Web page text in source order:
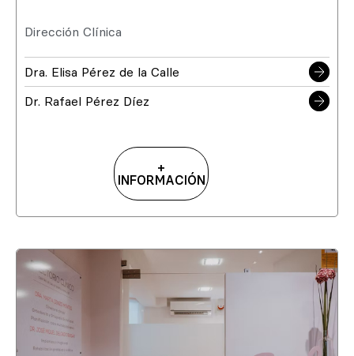
Dirección Clínica
Dra. Elisa Pérez de la Calle
Dr. Rafael Pérez Díez
+
INFORMACIÓN